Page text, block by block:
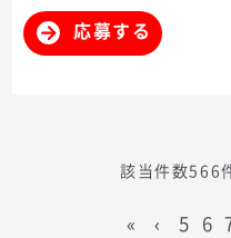
応募する
該当件数566
« ‹ 5 6